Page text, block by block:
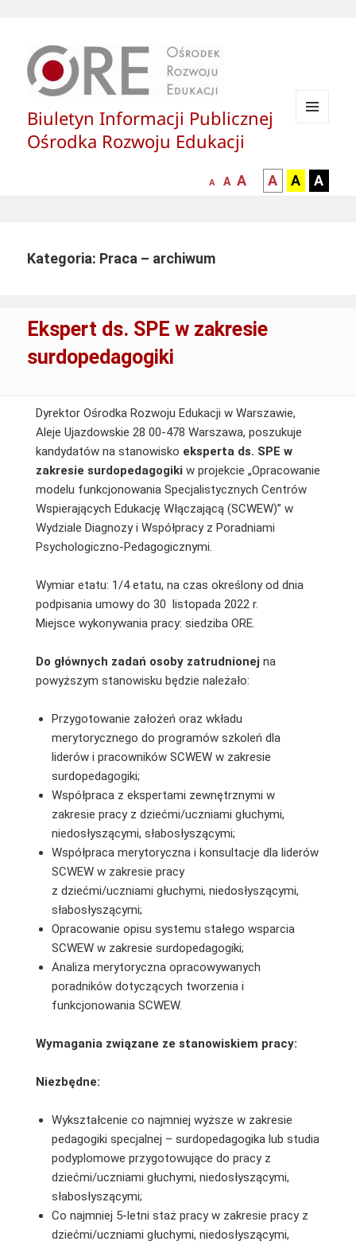
Biuletyn Informacji Publicznej
Ośrodka Rozwoju Edukacji
mniejsza
A
normalna
A
większa-
czcionka
A
kontrast
czarny
A
kontrast
czarny
A
żółty
A
Kategoria: Praca – archiwum
Ekspert ds. SPE w zakresie
surdopedagogiki
Dyrektor Ośrodka Rozwoju Edukacji w Warszawie,
Aleje Ujazdowskie 28 00-478 Warszawa, poszukuje
kandydatów na stanowisko eksperta ds. SPE w
zakresie surdopedagogiki w projekcie „Opracowanie
modelu funkcjonowania Specjalistycznych Centrów
Wspierających Edukację Włączającą (SCWEW)” w
Wydziale Diagnozy i Współpracy z Poradniami
Psychologiczno-Pedagogicznymi.
Wymiar etatu: 1/4 etatu, na czas określony od dnia
podpisania umowy do 30 listopada 2022 r.
Miejsce wykonywania pracy: siedziba ORE.
Do głównych zadań osoby zatrudnionej na
powyższym stanowisku będzie należało:
Przygotowanie założeń oraz wkładu
merytorycznego do programów szkoleń dla
liderów i pracowników SCWEW w zakresie
surdopedagogiki;
Współpraca z ekspertami zewnętrznymi w
zakresie pracy z dziećmi/uczniami głuchymi,
niedosłyszącymi, słabosłyszącymi;
Współpraca merytoryczna i konsultacje dla liderów
SCWEW w zakresie pracy
z dziećmi/uczniami głuchymi, niedosłyszącymi,
słabosłyszącymi;
Opracowanie opisu systemu stałego wsparcia
SCWEW w zakresie surdopedagogiki;
Analiza merytoryczna opracowywanych
poradników dotyczących tworzenia i
funkcjonowania SCWEW.
Wymagania związane ze stanowiskiem pracy:
Niezbędne:
Wykształcenie co najmniej wyższe w zakresie
pedagogiki specjalnej – surdopedagogika lub studia
podyplomowe przygotowujące do pracy z
dziećmi/uczniami głuchymi, niedosłyszącymi,
słabosłyszącymi;
Co najmniej 5-letni staż pracy w zakresie pracy z
dziećmi/uczniami głuchymi, niedosłyszącymi,